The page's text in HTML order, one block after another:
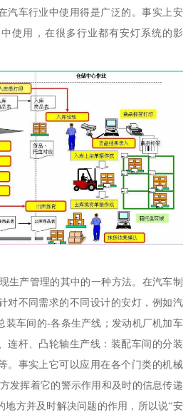
汽车行业中使用得是广泛的。事实上安
使用，在很多行业都有安灯系统的影
生产管理的其中的一种方法。在汽车制
对不同需求的不同设计的安灯，例如汽
装车间的-各条生产线；发动机厂机加车
连杆、凸轮轴生产线：装配车间的分装
。事实上它可以应用在各个门类的机械
发挥着它的警示作用和及时的信息传递
地方并及时解决问题的作用，所以说“安